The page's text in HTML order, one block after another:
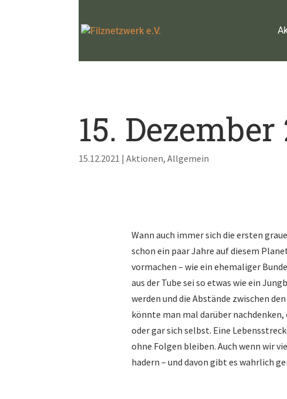
15. Dezember
15.12.2021 |Aktionen,Allgemein
Wann auch immer sich die ersten
schon ein paar Jahre auf diesem
vormachen – wie ein ehemaliger
aus der Tube sei so etwas wie ein
werden und die Abstände zwischen
könnte man mal darüber
oder gar sich selbst. Eine
ohne Folgen bleiben. Auch wenn wir
hadern – und davon gibt es wahrlich